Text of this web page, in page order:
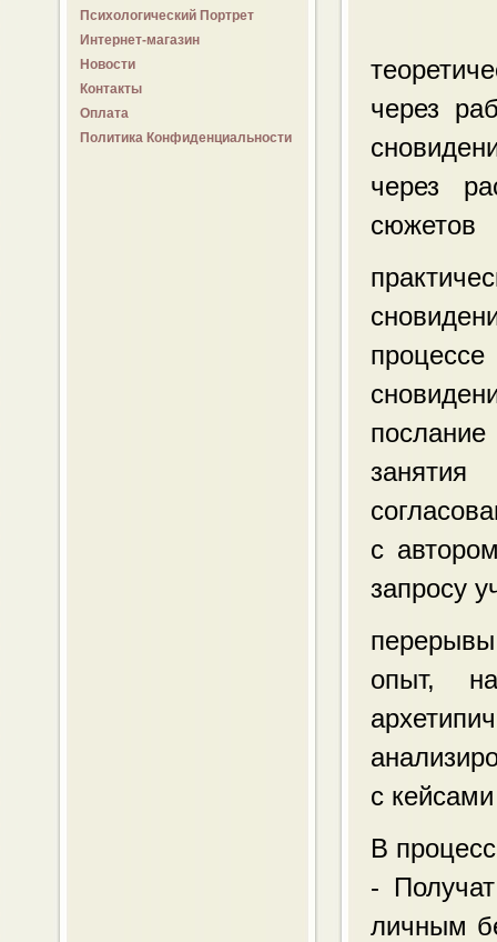
Психологический Портрет
Интернет-магазин
Новости
Контакты
Оплата
Политика Конфиденциальности
через
через
сюжетов
послание
с
запросу
опыт,
с
В
-
личным